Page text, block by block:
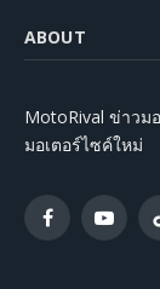
ABOUT
MotoRival ข่าวม
มอเตอร์ไซค์ใหม่
Facebook